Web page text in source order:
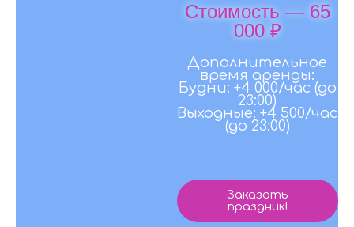
Стоимость — 65
000 ₽
Дополнительное
время аренды:
Будни: +4 000/час (до
23:00)
Выходные: +4 500/час
(до 23:00)
Заказать
праздник!